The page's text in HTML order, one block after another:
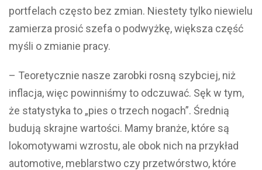
portfelach często bez zmian. Niestety tylko niewielu
zamierza prosić szefa o podwyżkę, większa część
myśli o zmianie pracy.
– Teoretycznie nasze zarobki rosną szybciej, niż
inflacja, więc powinniśmy to odczuwać. Sęk w tym,
że statystyka to „pies o trzech nogach”. Średnią
budują skrajne wartości. Mamy branże, które są
lokomotywami wzrostu, ale obok nich na przykład
automotive, meblarstwo czy przetwórstwo, które